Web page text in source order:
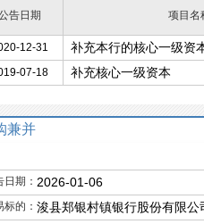
告日期 项目名
12-31
补充本行的核心一级资
07-18 补充核心一级资本
兼并
日期： 2026-01-06
标的： 浚县郑银村镇银行股份有限公